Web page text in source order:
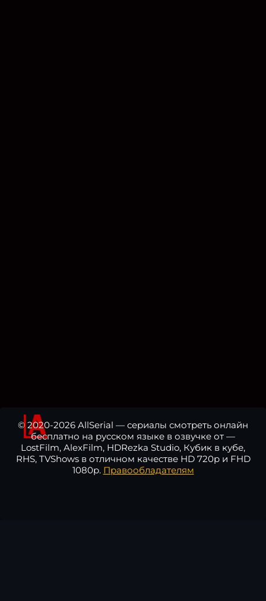
© 2020-2026 AllSerial — сериалы смотреть онлайн
бесплатно на русском языке в озвучке от —
LostFilm, AlexFilm, HDRezka Studio, Кубик в кубе,
RHS, TVShows в отличном качестве HD 720p и FHD
1080p. Правообладателям